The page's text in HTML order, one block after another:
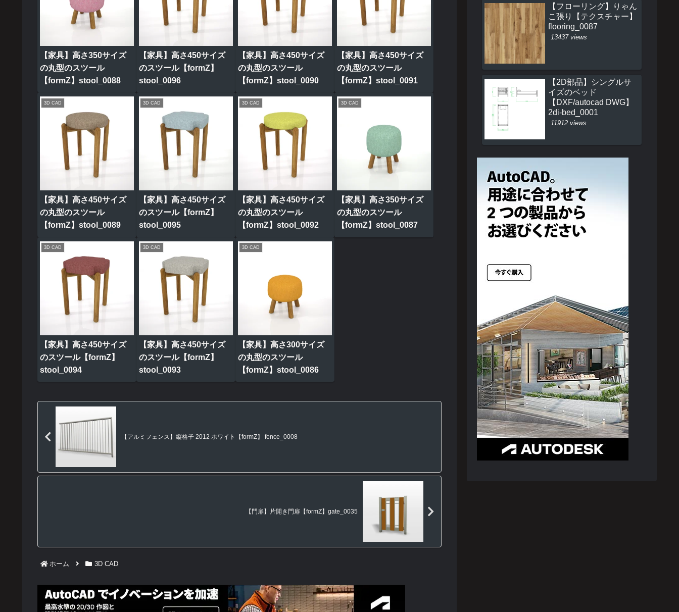
【家具】高さ350サイズ
の丸型のスツール
【formZ】stool_0088
【家具】高さ450サイズ
のスツール【formZ】
stool_0096
【家具】高さ450サイズ
の丸型のスツール
【formZ】stool_0090
【家具】高さ450サイズ
の丸型のスツール
【formZ】stool_0091
3D CAD
【家具】高さ450サイズ
の丸型のスツール
【formZ】stool_0089
3D CAD
【家具】高さ450サイズ
のスツール【formZ】
stool_0095
3D CAD
【家具】高さ450サイズ
の丸型のスツール
【formZ】stool_0092
3D CAD
【家具】高さ350サイズ
の丸型のスツール
【formZ】stool_0087
3D CAD
【家具】高さ450サイズ
のスツール【formZ】
stool_0094
3D CAD
【家具】高さ450サイズ
のスツール【formZ】
stool_0093
3D CAD
【家具】高さ300サイズ
の丸型のスツール
【formZ】stool_0086
【アルミフェンス】縦格子 2012 ホワイト【formZ】 fence_0008
【門扉】片開き門扉【formZ】gate_0035
ホーム 3D CAD
【フローリング】りゃん
こ張り【テクスチャー】
flooring_0087
13437 views
【2D部品】シングルサ
イズのベッド
【DXF/autocad DWG】
2di-bed_0001
11912 views